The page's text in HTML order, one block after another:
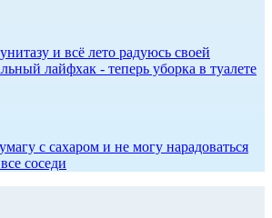
и всё лето радуюсь своей
лайфхак - теперь уборка в туалете
с сахаром и не могу нарадоваться
соседи